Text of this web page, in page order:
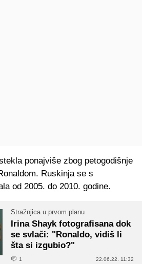
ponajviše zbog petogodišnje
Ruskinja se s
od 2005. do 2010. godine.
Stražnjica u prvom planu
Irina Shayk fotografisana dok
se svlači: "Ronaldo, vidiš li
šta si izgubio?"
1 22.06.22. 11:32